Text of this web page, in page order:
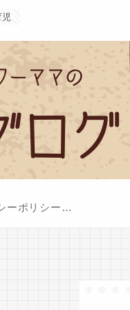
プライバシーポリシー・免責事項